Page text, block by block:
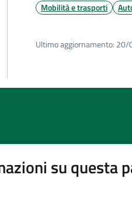
Mobilità e trasporti
Ultimo aggiornamento: 20/
su questa